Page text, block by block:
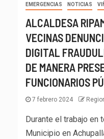
EMERGENCIAS NOTICIAS
ALCALDESA
VECINAS
DIGITAL
DE MANERA
FUNCIONARIOS
7 febrero 2024
Durante el trabajo en
Municipio en